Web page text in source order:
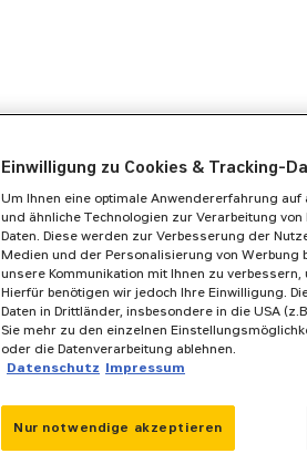
Einwilligung zu Cookies & Tracking-
Um Ihnen eine optimale Anwendererfahrung
und ähnliche Technologien zur Verarbeitung
Daten. Diese werden zur Verbesserung der
Medien und der Personalisierung von Werbung
unsere Kommunikation mit Ihnen zu
Hierfür benötigen wir jedoch Ihre Einwilligung.
Daten in Drittländer, insbesondere in die USA
Sie mehr zu den einzelnen
oder die Datenverarbeitung ablehnen.
Datenschutz Impressum
Nur notwendige akzeptieren